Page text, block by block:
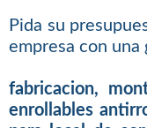
Pida su
empresa con una
fabricacion,
enrollables